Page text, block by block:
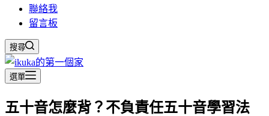
聯絡我
留言板
搜尋
選單
五十音怎麼背？不負責任五十音學習法